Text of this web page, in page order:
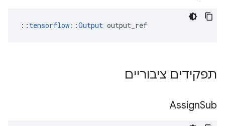
:: tensorflow::Output output_ref
תפקידים ציבוריים
AssignSub